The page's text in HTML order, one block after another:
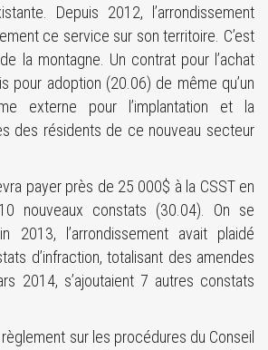
Depuis 2012, l’arrondissement
ce service sur son territoire. C’est
la montagne. Un contrat pour l’achat
pour adoption (20.06) de même qu’un
externe pour l’implantation et la
des résidents de ce nouveau secteur
payer près de 25 000$ à la CSST en
nouveaux constats (30.04). On se
2013, l’arrondissement avait plaidé
d’infraction, totalisant des amendes
2014, s’ajoutaient 7 autres constats
sur les procédures du Conseil